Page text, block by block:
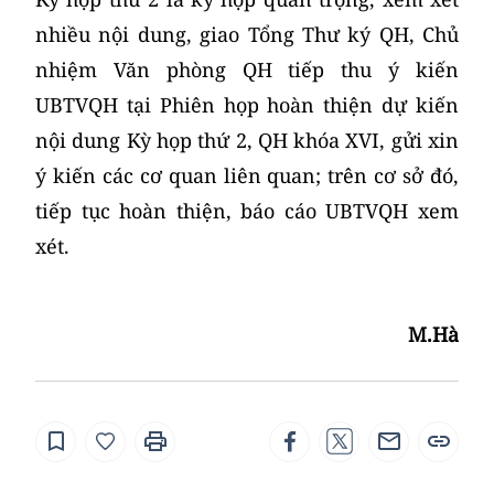
nhiều nội dung, giao Tổng Thư ký QH, Chủ
nhiệm Văn phòng QH tiếp thu ý kiến
UBTVQH tại Phiên họp hoàn thiện dự kiến
nội dung Kỳ họp thứ 2, QH khóa XVI, gửi xin
ý kiến các cơ quan liên quan; trên cơ sở đó,
tiếp tục hoàn thiện, báo cáo UBTVQH xem
xét.
M.Hà